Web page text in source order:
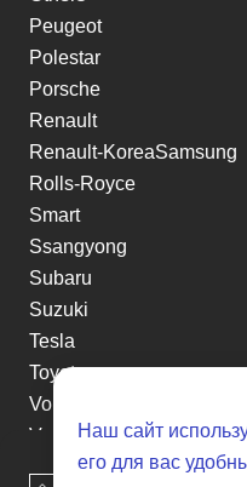
Peugeot
Polestar
Porsche
Renault
Renault-KoreaSamsung
Rolls-Royce
Smart
Ssangyong
Subaru
Suzuki
Tesla
Toyota
Volkswagen
Volvo
Xin yuan
Наш сайт
его для вас